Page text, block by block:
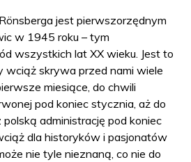
jest pierwszorzędnym
w 1945 roku – tym
wszystkich lat XX wieku. Jest to
wciąż skrywa przed nami wiele
miesiące, do chwili
pod koniec stycznia, aż do
administrację pod koniec
dla historyków i pasjonatów
nie tyle nieznaną, co nie do